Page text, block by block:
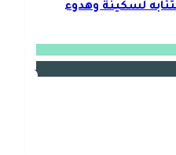
لسكينة وهدوء